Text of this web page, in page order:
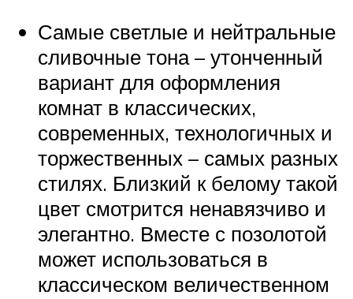
Самые светлые и нейтральные
сливочные тона – утонченный
вариант для оформления
комнат в классических,
современных, технологичных и
торжественных – самых разных
стилях. Близкий к белому такой
цвет смотрится ненавязчиво и
элегантно. Вместе с позолотой
может использоваться в
классическом величественном